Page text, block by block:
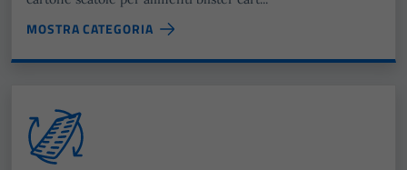
MOSTRA CATEGORIA